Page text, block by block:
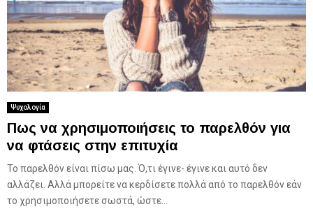
Ψυχολογία
Πως να χρησιμοποιήσεις το παρελθόν για
να φτάσεις στην επιτυχία
Το παρελθόν είναι πίσω μας. Ό,τι έγινε- έγινε και αυτό δεν
αλλάζει. Αλλά μπορείτε να κερδίσετε πολλά από το παρελθόν εάν
το χρησιμοποιήσετε σωστά, ώστε...